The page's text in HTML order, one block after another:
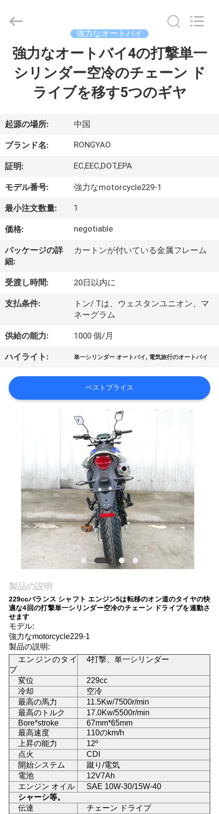
家
ダ
ク
ト
私
に
つ
い
て
工
場
行
絡
し
な
さ
い
引
用
を
要
求
し
Shanghai
Rongyao
Rights
Reserved.
強力なオートバイ
強力なオートバイ4の打撃単一
シリンダー空冷のチェーン ド
ライブを移す5つのギヤ
起源の場所: 中国
ブランド名: RONGYAO
証明: EC,EEC,DOT,EPA
モデル番号: 強力なmotorcycle229-1
最小注文数量: 1
価格: negotiable
パッケージの詳
細:
カートンが付いている金属フレーム
受渡し時間: 20日以内に
支払条件:
トン/ Tは、ウェスタンユニオン、マ
ネーグラム
供給の能力: 1000 個/月
ハイライト: 単一シリンダー オートバイ, 電気旅行のオートバイ
ベストプライス
製品の説明
229ccバランス シャフト エンジン5は転移のオン道のタイヤの快
適な4回の打撃単一シリンダー空冷のチェーン ドライブを連動さ
せます
モデル:
強力なmotorcycle229-1
製品の説明:
エンジンのタイ
プ
4打撃、単一シリンダー
変位
229cc
冷却
空冷
最高の馬力
11.5Kw/7500r/min
最高のトルク
17.0Kw/5500r/min
Bore*stroke
67mm*65mm
最高速度
110のkm/h
上昇の能力
12º
点火
CDI
開始システム
蹴り/電気
電池
12V7Ah
エンジン オイル
SAE 10W-30/15W-40
シャーシ等。
伝達
チェーン ドライブ